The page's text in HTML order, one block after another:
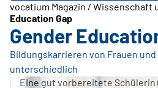
vocatium Magazin / Wissenschaft
Education Gap
Gender
Bildungskarrieren von Frauen und
unterschiedlich
Eine gut vorbereitete Schülerin